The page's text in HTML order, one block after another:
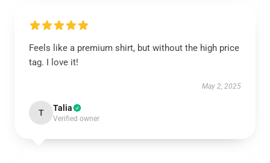
Feels like a premium shirt, but without the high price
tag. I love it!
May 2, 2025
T Talia
Verified owner